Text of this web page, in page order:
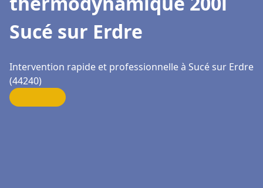
Sucé sur Erdre
Intervention rapide et professionnelle à Sucé sur Erdre
(44240)